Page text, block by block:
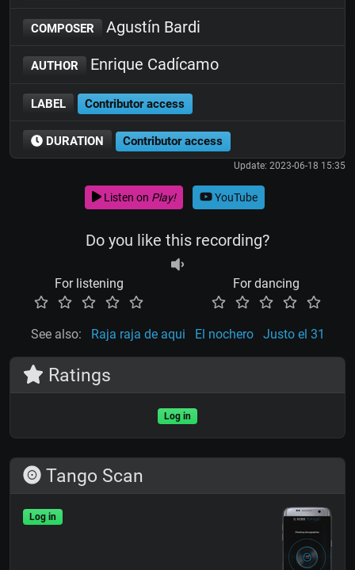
COMPOSER Agustín Bardi
AUTHOR Enrique Cadícamo
LABEL Contributor access
DURATION Contributor access
Update: 2023-06-18 15:35
Listen on Play! YouTube
Do you like this recording?
For listening For dancing
See also: Raja raja de aqui El nochero Justo el 31
Ratings
Log in
Tango Scan
Log in